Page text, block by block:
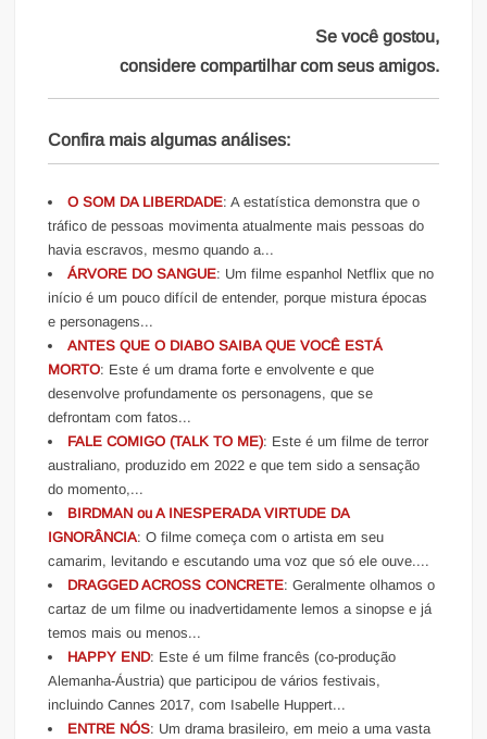
Se você gostou,
considere compartilhar com seus amigos.
Confira mais algumas análises:
O SOM DA LIBERDADE: A estatística demonstra que o
tráfico de pessoas movimenta atualmente mais pessoas do
havia escravos, mesmo quando a...
ÁRVORE DO SANGUE: Um filme espanhol Netflix que no
início é um pouco difícil de entender, porque mistura épocas
e personagens...
ANTES QUE O DIABO SAIBA QUE VOCÊ ESTÁ
MORTO: Este é um drama forte e envolvente e que
desenvolve profundamente os personagens, que se
defrontam com fatos...
FALE COMIGO (TALK TO ME): Este é um filme de terror
australiano, produzido em 2022 e que tem sido a sensação
do momento,...
BIRDMAN ou A INESPERADA VIRTUDE DA
IGNORÂNCIA: O filme começa com o artista em seu
camarim, levitando e escutando uma voz que só ele ouve....
DRAGGED ACROSS CONCRETE: Geralmente olhamos o
cartaz de um filme ou inadvertidamente lemos a sinopse e já
temos mais ou menos...
HAPPY END: Este é um filme francês (co-produção
Alemanha-Áustria) que participou de vários festivais,
incluindo Cannes 2017, com Isabelle Huppert...
ENTRE NÓS: Um drama brasileiro, em meio a uma vasta